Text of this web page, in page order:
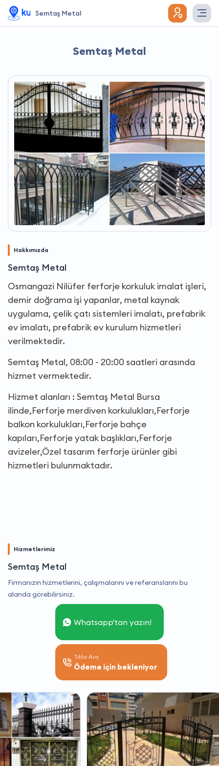
Semtaş Metal
Semtaş Metal
Hakkımızda
Semtaş Metal
Osmangazi Nilüfer ferforje korkuluk imalat işleri,
demir doğrama işi yapanlar, metal kaynak
uygulama, çelik çatı sistemleri imalatı, prefabrik
ev imalatı, prefabrik ev kurulum hizmetleri
verilmektedir.
Semtaş Metal, 08:00 - 20:00 saatleri arasında
hizmet vermektedir.
Hizmet alanları : Semtaş Metal Bursa
ilinde,Ferforje merdiven korkulukları,Ferforje
balkon korkulukları,Ferforje bahçe
kapıları,Ferforje yatak başlıkları,Ferforje
avizeler,Özel tasarım ferforje ürünler gibi
hizmetleri bulunmaktadır.
Hizmetlerimiz
Semtaş Metal
Firmanızın hizmetlerini, çalışmalarını ve referanslarını bu
alanda görebilirsiniz.
Whatsapp'tan yazın!
Tıkla Ara
Ödeme için bekleniyor